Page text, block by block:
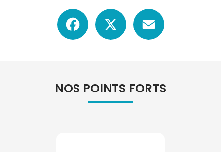
Facebook
NOS POINTS FORTS